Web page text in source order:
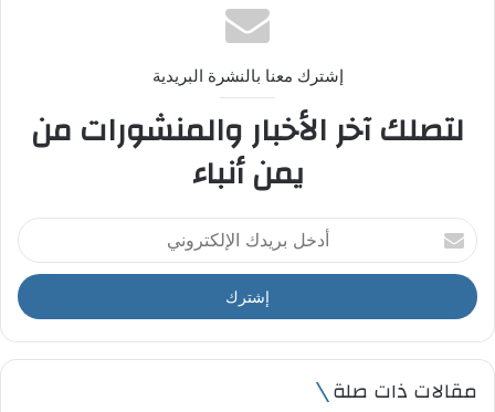
إشترك معنا بالنشرة البريدية
لتصلك آخر الأخبار والمنشورات من
يمن أنباء
أ
د
خ
ل
ر
د
مقالات ذات صلة